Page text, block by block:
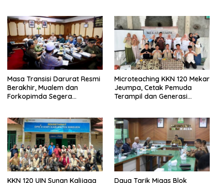
Masa Transisi Darurat Resmi
Berakhir, Mualem dan
Forkopimda Segera
Microteaching KKN 120 Mekar
Jeumpa, Cetak Pemuda
Terampil dan Generasi
KKN 120 UIN Sunan Kalijaga
Daya Tarik Migas Blok